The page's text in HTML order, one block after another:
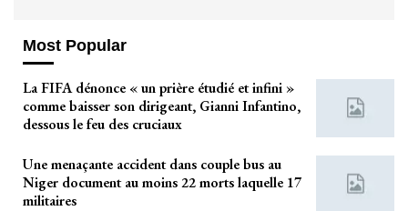
Most Popular
La FIFA dénonce « un prière étudié et infini »
comme baisser son dirigeant, Gianni Infantino,
dessous le feu des cruciaux
Une menaçante accident dans couple bus au
Niger document au moins 22 morts laquelle 17
militaires